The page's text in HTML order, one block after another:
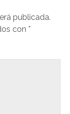
publicada.
con *